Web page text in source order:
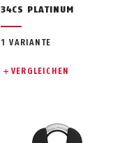
34CS PLATINUM
1 VARIANTE
VERGLEICHEN